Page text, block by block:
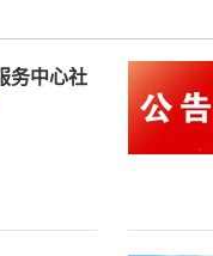
务中心社